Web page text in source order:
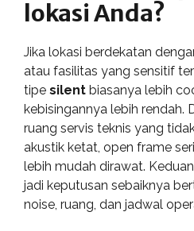
lokasi Anda?
Jika lokasi berdekatan
atau fasilitas yang sensitif
tipe silent biasanya lebih
kebisingannya lebih rendah.
ruang servis teknis yang
akustik ketat, open frame
lebih mudah dirawat.
jadi keputusan sebaiknya
noise, ruang, dan jadwal